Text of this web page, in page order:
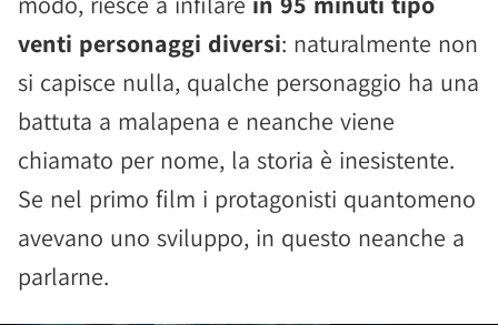
venti personaggi diversi: naturalmente non
si capisce nulla, qualche personaggio ha una
battuta a malapena e neanche viene
chiamato per nome, la storia è inesistente.
Se nel primo film i protagonisti quantomeno
avevano uno sviluppo, in questo neanche a
parlarne.